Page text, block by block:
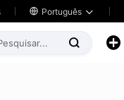
 Português 
 